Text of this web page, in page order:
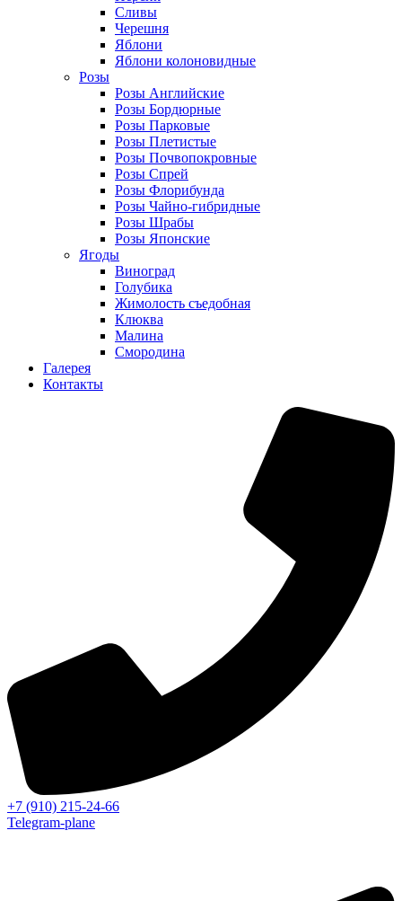
Сливы
Черешня
Яблони
Яблони колоновидные
Розы
Розы Английские
Розы Бордюрные
Розы Парковые
Розы Плетистые
Розы Почвопокровные
Розы Спрей
Розы Флорибунда
Розы Чайно-гибридные
Розы Шрабы
Розы Японские
Ягоды
Виноград
Голубика
Жимолость съедобная
Клюква
Малина
Смородина
Галерея
Контакты
+7 (910) 215-24-66
Telegram-plane